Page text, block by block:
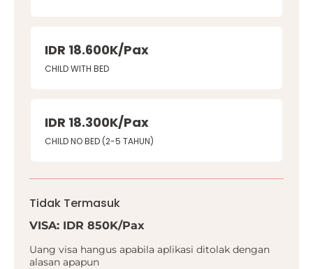
IDR 18.600K/Pax
CHILD WITH BED
IDR 18.300K/Pax
CHILD NO BED (2-5 TAHUN)
Tidak Termasuk
VISA: IDR 850K/Pax
Uang visa hangus apabila aplikasi ditolak dengan
alasan apapun